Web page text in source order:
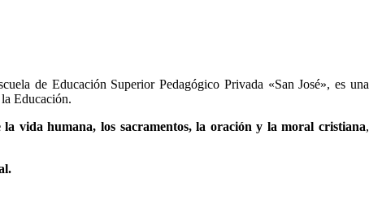
de Educación Superior Pedagógico Privada «San José», es una
Educación.
vida humana, los sacramentos, la oración y la moral cristiana,